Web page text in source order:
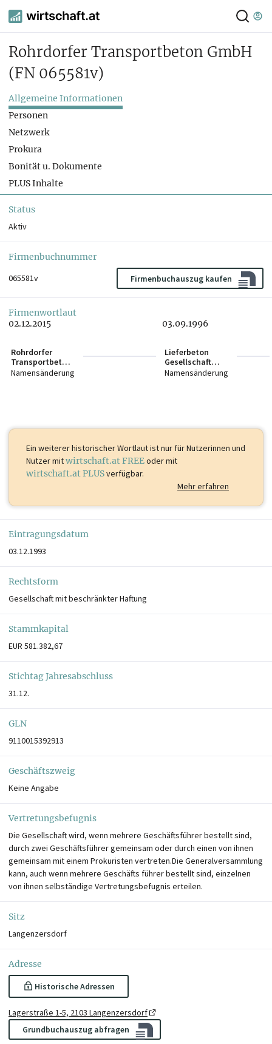
Rohrdorfer Transportbeton GmbH
(FN 065581v)
Allgemeine Informationen
Personen
Netzwerk
Prokura
Bonität u. Dokumente
PLUS Inhalte
Status
Aktiv
Firmenbuchnummer
065581v
Firmenbuchauszug kaufen
Firmenwortlaut
02.12.2015
Rohrdorfer
Transportbeton
GmbH
Namensänderung
03.09.1996
Lieferbeton
Gesellschaft
mbH
Namensänderung
Ein weiterer historischer Wortlaut istnur für Nutzerinnen und
Nutzer mitwirtschaft.at FREEoder mit
wirtschaft.at PLUSverfügbar.
Mehr erfahren
Eintragungsdatum
03.12.1993
Rechtsform
Gesellschaft mit beschränkter Haftung
Stammkapital
EUR 581.382,67
Stichtag Jahresabschluss
31.12.
GLN
9110015392913
Geschäftszweig
Keine Angabe
Vertretungsbefugnis
Die Gesellschaft wird, wenn mehrere Geschäftsführer bestellt sind,
durch zwei Geschäftsführer gemeinsam oder durch einen von ihnen
gemeinsam mit einem Prokuristen vertreten.Die Generalversammlung
kann, auch wenn mehrere Geschäfts führer bestellt sind, einzelnen
von ihnen selbständige Vertretungsbefugnis erteilen.
Sitz
Langenzersdorf
Adresse
Historische Adressen
Lagerstraße 1-5, 2103 Langenzersdorf
Grundbuchauszug abfragen